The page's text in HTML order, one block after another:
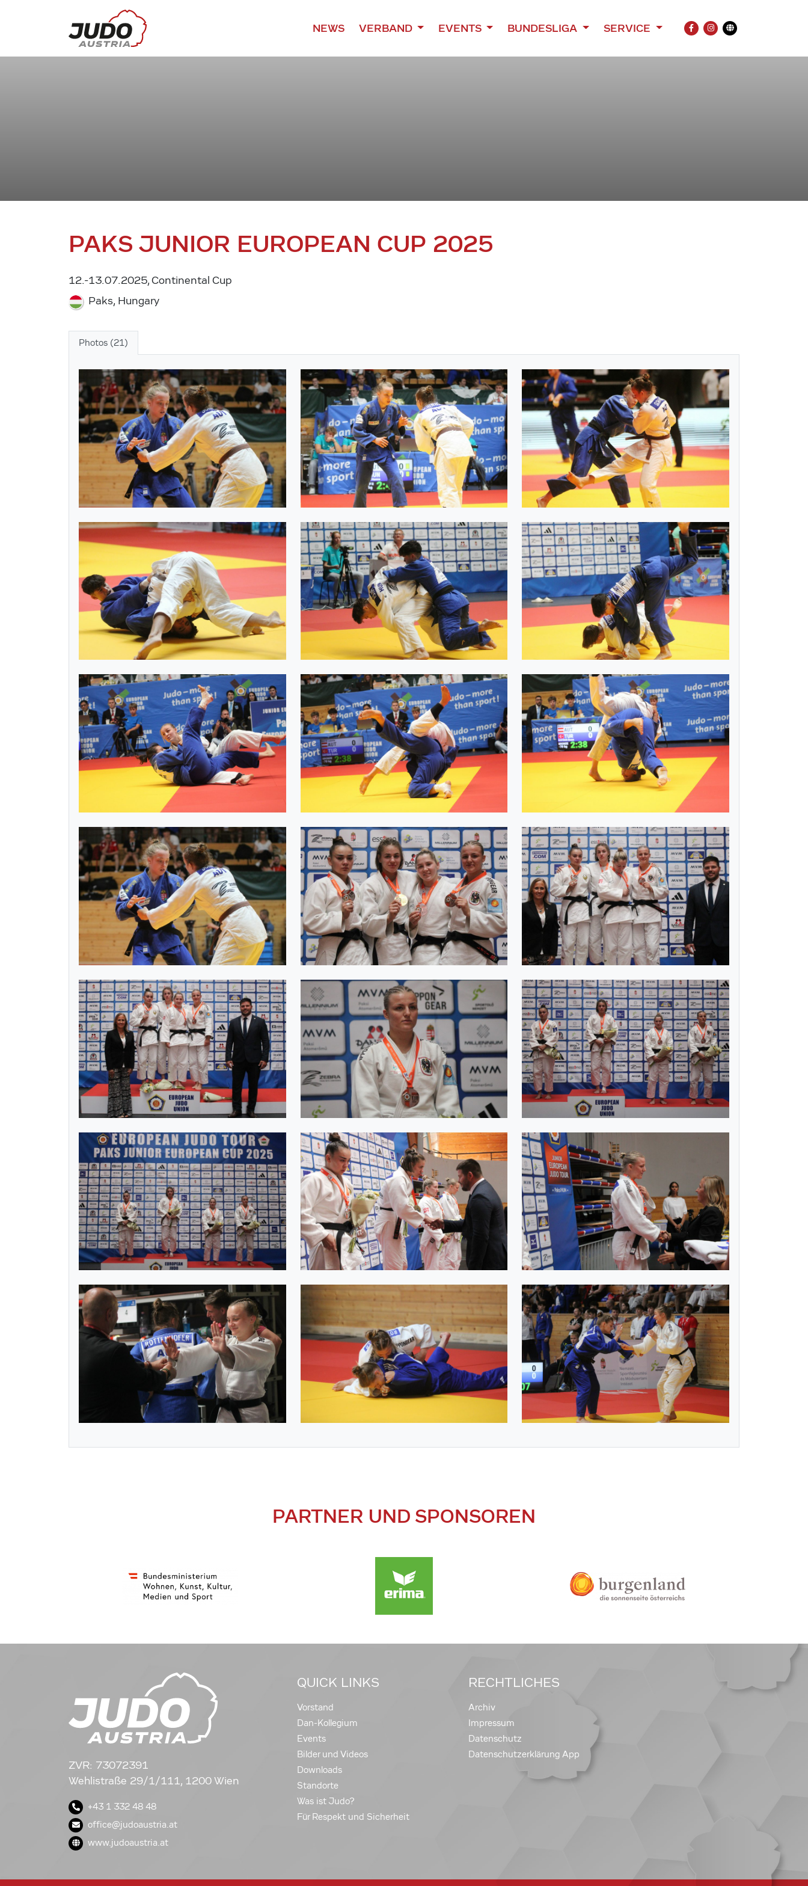
NEWS VERBAND EVENTS BUNDESLIGA SERVICE
FACEBOOK
INSTAGRAM
Übersetzung
PAKS JUNIOR EUROPEAN CUP 2025
12.-13.07.2025, Continental Cup
Paks, Hungary
Photos (21)
PARTNER UND SPONSOREN
ZVR: 73072391
Wehlistraße 29/1/111, 1200 Wien
+43 1 332 48 48
office@judoaustria.at
www.judoaustria.at
QUICK LINKS
Vorstand
Dan-Kollegium
Events
Bilder und Videos
Downloads
Standorte
Was ist Judo?
Für Respekt und Sicherheit
RECHTLICHES
Archiv
Impressum
Datenschutz
Datenschutzerklärung App